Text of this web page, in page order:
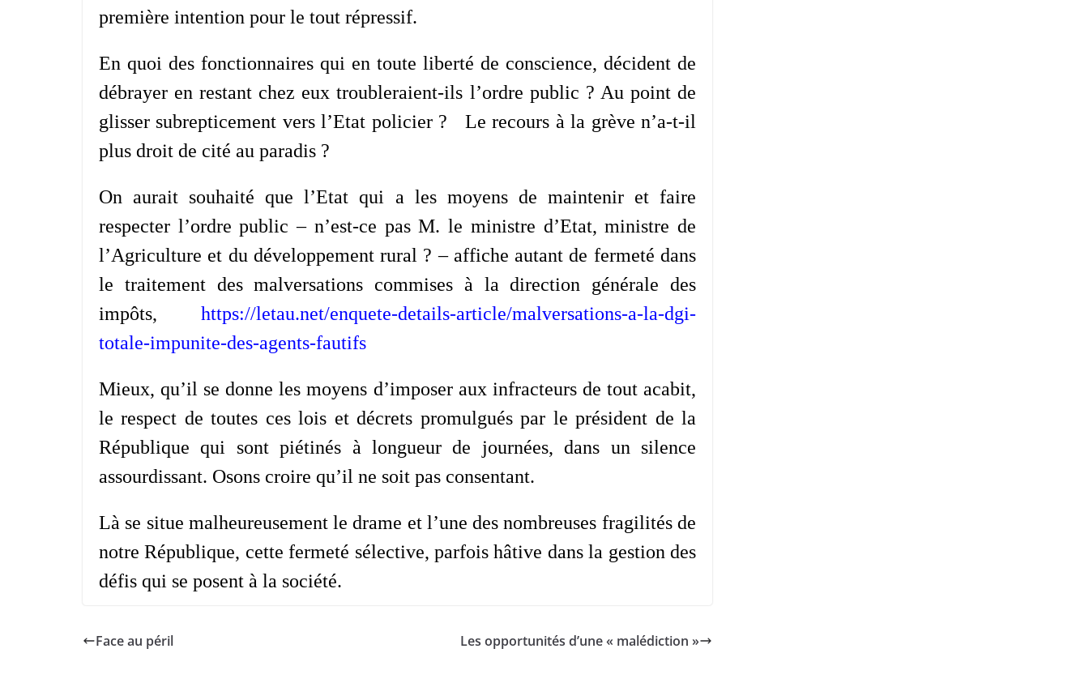
première intention pour le tout répressif.
En quoi des fonctionnaires qui en toute liberté de conscience, décident de
débrayer en restant chez eux troubleraient-ils l’ordre public ? Au point de
glisser subrepticement vers l’Etat policier ? Le recours à la grève n’a-t-il
plus droit de cité au paradis ?
On aurait souhaité que l’Etat qui a les moyens de maintenir et faire
respecter l’ordre public – n’est-ce pas M. le ministre d’Etat, ministre de
l’Agriculture et du développement rural ? – affiche autant de fermeté dans
le traitement des malversations commises à la direction générale des
impôts, https://letau.net/enquete-details-article/malversations-a-la-dgi-
totale-impunite-des-agents-fautifs
Mieux, qu’il se donne les moyens d’imposer aux infracteurs de tout acabit,
le respect de toutes ces lois et décrets promulgués par le président de la
République qui sont piétinés à longueur de journées, dans un silence
assourdissant. Osons croire qu’il ne soit pas consentant.
Là se situe malheureusement le drame et l’une des nombreuses fragilités de
notre République, cette fermeté sélective, parfois hâtive dans la gestion des
défis qui se posent à la société.
Face au péril Les opportunités d’une « malédiction »